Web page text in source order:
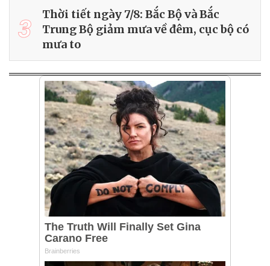
3
Thời tiết ngày 7/8: Bắc Bộ và Bắc
Trung Bộ giảm mưa về đêm, cục bộ có
mưa to